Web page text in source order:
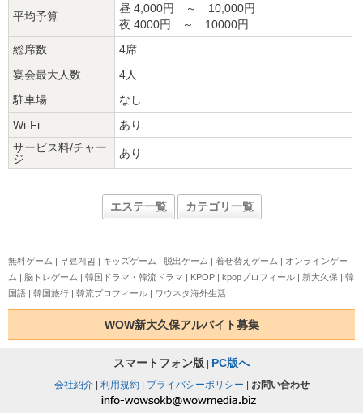
平均予算
昼 4,000円 ～ 10,000円
夜 4000円 ～ 10000円
総席数
4席
宴会最大人数
4人
駐車場
なし
Wi-Fi
あり
サービス料/チャー
ジ
あり
エステ一覧 カテゴリ一覧
無料ゲーム | 무료게임 | キッズゲーム | 脱出ゲーム | 着せ替えゲーム | オンラインゲー
ム | 脳トレゲーム | 韓国ドラマ・韓流ドラマ | KPOP | kpopプロフィール | 新大久保 | 韓
国語 | 韓国旅行 | 韓流プロフィール | ワウネタ海外生活
WOW新大久保アルバイト募集
スマートフォン版 | PC版へ
会社紹介| 利用規約| プライバシーポリシー | お問い合わせ